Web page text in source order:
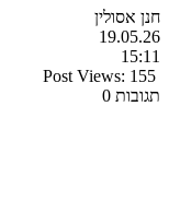
חנן אסולין
19.05.26
15:11
Post Views: 155
תגובות 0